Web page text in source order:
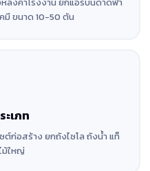
มี ขนาด 10-50 ตัน
เภท
ก่อสร้าง ยกถังไซโล ถังน้ำ แท็
ม้ใหญ่